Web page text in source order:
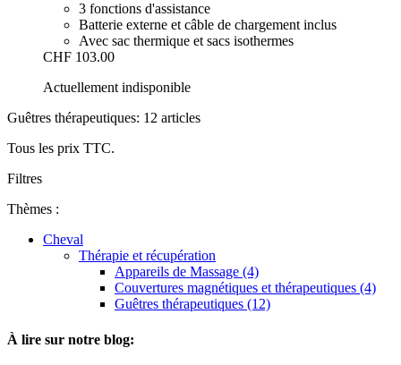
3 fonctions d'assistance
Batterie externe et câble de chargement inclus
Avec sac thermique et sacs isothermes
CHF 103.00
Actuellement indisponible
Guêtres thérapeutiques: 12 articles
Tous les prix TTC.
Filtres
Thèmes :
Cheval
Thérapie et récupération
Appareils de Massage (4)
Couvertures magnétiques et thérapeutiques (4)
Guêtres thérapeutiques (12)
À lire sur notre blog: